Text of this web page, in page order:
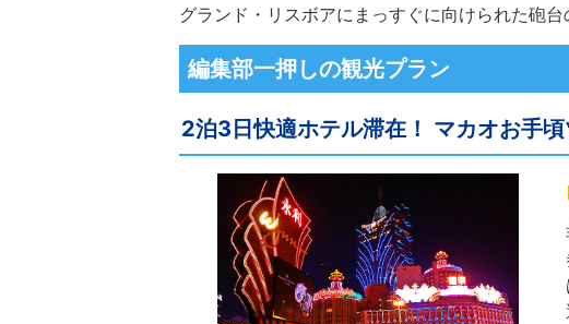
グランド・リスボアにまっすぐに向けられた砲台
編集部一押しの観光プラン
2泊3日快適ホテル滞在！ マカオお手